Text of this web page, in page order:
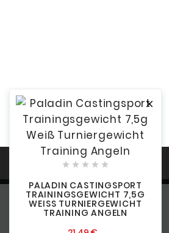

    
PALADIN CASTINGSPORT
TRAININGSGEWICHT 7,5G
WEISS TURNIERGEWICHT T
RAINING ANGELN